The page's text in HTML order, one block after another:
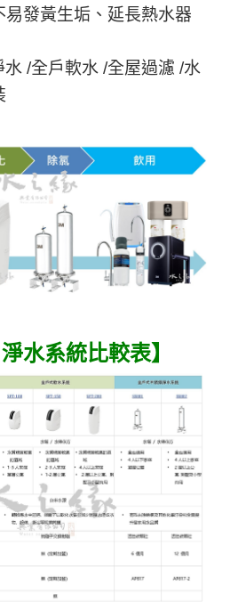
易發黃生垢、延長熱水器
/全戶軟水 /全屋過濾 /水
水系統比較表】​